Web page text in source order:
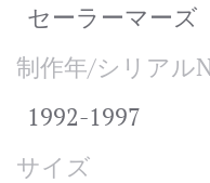
セーラーマーズ
制作年/シリアル
1992-1997
サイズ